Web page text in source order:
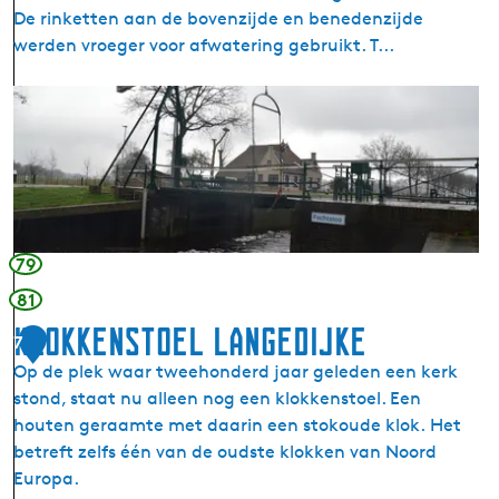
a
t
i
o
o
r
De rinketten aan de bovenzijde en benedenzijde
werden vroeger voor afwatering gebruikt. T...
S
i
s
o
c
h
t
e
l
e
r
v
79
81
7
Klokkenstoel Langedijke
Op de plek waar tweehonderd jaar geleden een kerk
stond, staat nu alleen nog een klokkenstoel. Een
houten geraamte met daarin een stokoude klok. Het
betreft zelfs één van de oudste klokken van Noord
Europa.